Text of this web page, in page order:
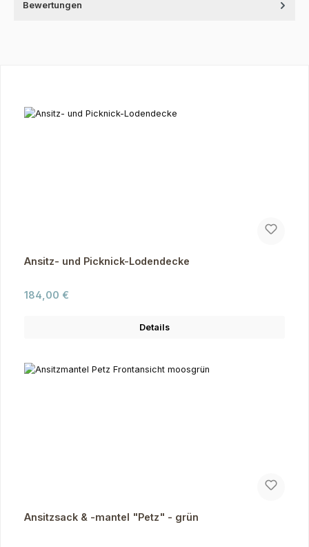
Bewertungen
Ansitz- und Picknick-Lodendecke
Regulärer Preis:
184,00 €
Details
Ansitzsack & -mantel "Petz" - grün